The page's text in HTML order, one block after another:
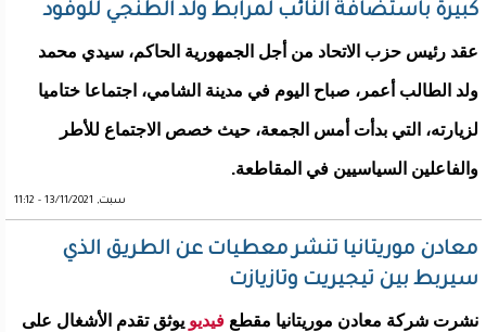
كبيرة باستضافة النائب لمرابط ولد الطنجي للوفود
عقد رئيس حزب الاتحاد من أجل الجمهورية الحاكم، سيدي محمد
ولد الطالب أعمر، صباح اليوم في مدينة الشامي، اجتماعا ختاميا
لزيارته، التي بدأت أمس الجمعة، حيث خصص الاجتماع للأطر
والفاعلين السياسيين في المقاطعة.
سبت, 13/11/2021 - 11:12
معادن موريتانيا تنشر معطيات عن الطريق الذي
سيربط بين تيجيريت وتازيازت
نشرت شركة معادن موريتانيا مقطع فيديو يوثق تقدم الأشغال على